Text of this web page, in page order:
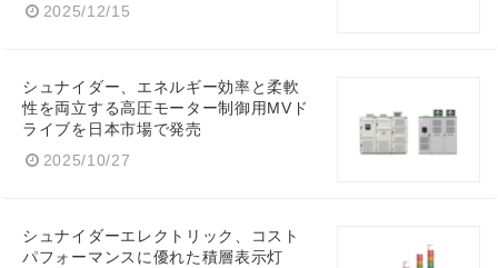
2025/12/15
シュナイダー、エネルギー効率と柔軟
性を両立する高圧モーター制御用MVド
ライブを日本市場で発売
2025/10/27
シュナイダーエレクトリック、コスト
パフォーマンスに優れた積層表示灯